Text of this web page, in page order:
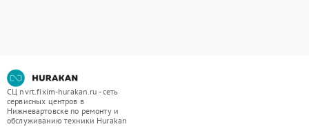
СЦ nvrt.fixim-hurakan.ru - сеть
сервисных центров в
Нижневартовске по ремонту и
обслуживанию техники Hurakan